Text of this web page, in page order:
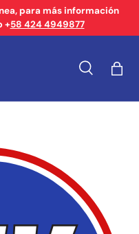
para más información
+58 424 4949877
Buscar